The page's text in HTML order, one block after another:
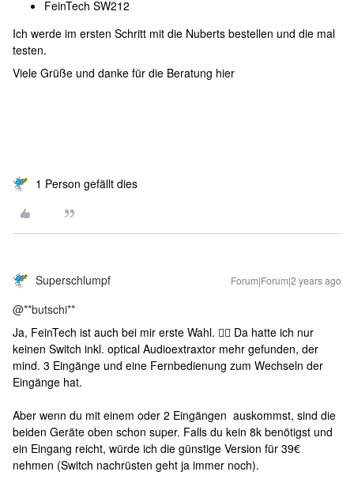
FeinTech SW212
Ich werde im ersten Schritt mit die Nuberts bestellen und die mal
testen.
Viele Grüße und danke für die Beratung hier
1 Person gefällt dies
Superschlumpf Forum|Forum|2 years ago
@**butschi**
Ja, FeinTech ist auch bei mir erste Wahl. 👍🏻 Da hatte ich nur
keinen Switch inkl. optical Audioextraxtor mehr gefunden, der
mind. 3 Eingänge und eine Fernbedienung zum Wechseln der
Eingänge hat.
Aber wenn du mit einem oder 2 Eingängen auskommst, sind die
beiden Geräte oben schon super. Falls du kein 8k benötigst und
ein Eingang reicht, würde ich die günstige Version für 39€
nehmen (Switch nachrüsten geht ja immer noch).